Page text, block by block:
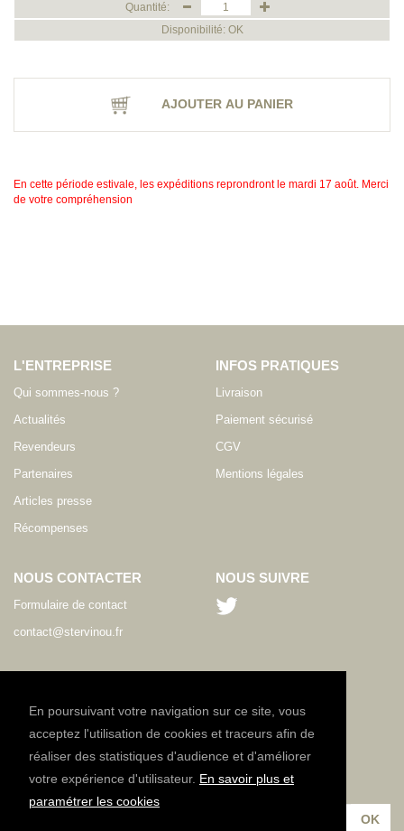
En poursuivant votre navigation sur ce site, vous
acceptez l'utilisation de cookies et traceurs afin de
réaliser des statistiques d'audience et d'améliorer
votre expérience d'utilisateur. En savoir plus et
paramétrer les cookies
Quantité:
Disponibilité: OK
AJOUTER AU PANIER
En cette période estivale, les expéditions reprondront le mardi 17 août. Merci
de votre compréhension
L'ENTREPRISE
Qui sommes-nous ?
Actualités
Revendeurs
Partenaires
Articles presse
Récompenses
INFOS PRATIQUES
Livraison
Paiement sécurisé
CGV
Mentions légales
NOUS CONTACTER
Formulaire de contact
contact@stervinou.fr
FR
NOUS SUIVRE
NEWSLETTER
Inscrivez-vous à notre lettre d'information :